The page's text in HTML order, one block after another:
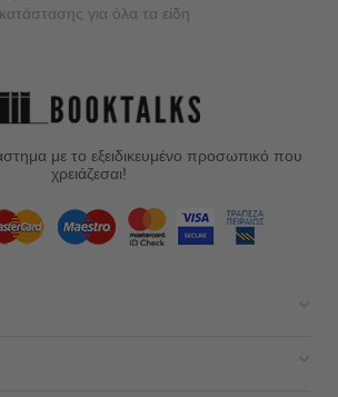
για όλα τα είδη
με το εξειδικευμένο προσωπικό που
χρειάζεσαι!